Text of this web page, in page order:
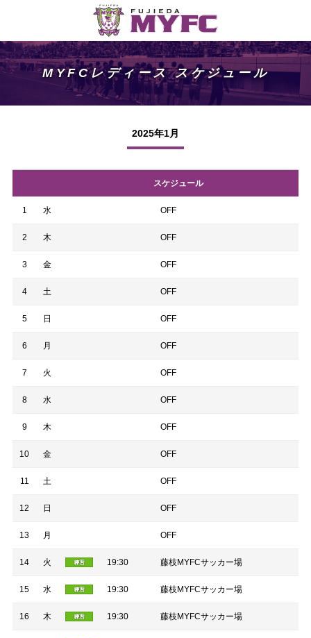
MYFCレディース スケジュール
2025年1月
スケジュール
1 水 OFF
2 木 OFF
3 金 OFF
4 土 OFF
5 日 OFF
6 月 OFF
7 火 OFF
8 水 OFF
9 木 OFF
10 金 OFF
11 土 OFF
12 日 OFF
13 月 OFF
14 火 19:30 藤枝MYFCサッカー場
15 水 19:30 藤枝MYFCサッカー場
16 木 19:30 藤枝MYFCサッカー場